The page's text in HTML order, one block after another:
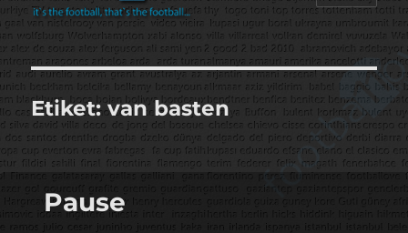
footbaLLove
Etiket:van basten
Pause